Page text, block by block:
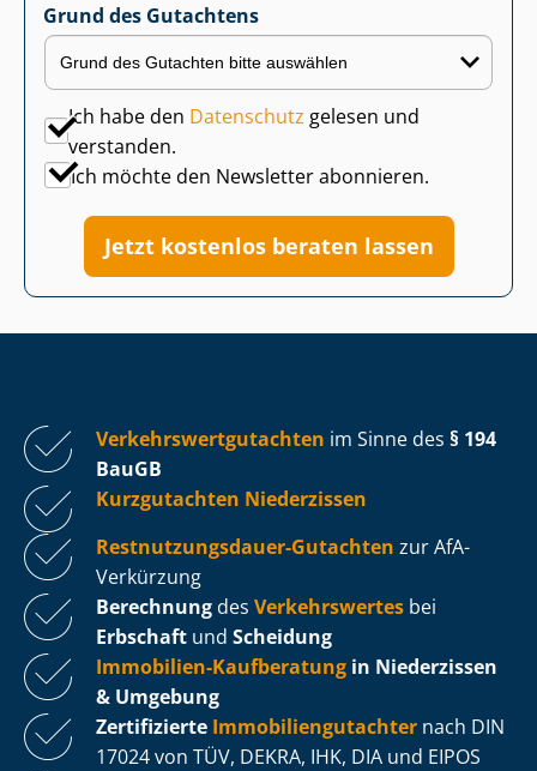
Grund des Gutachtens
Ich habe den Datenschutz gelesen und
verstanden.
Ich möchte den Newsletter abonnieren.
Jetzt kostenlos beraten lassen
Ver­kehrs­wert­gut­ach­ten im Sinne des § 194
BauGB
Kurzgutachten Niederzissen
Rest­nut­zungs­dau­er-Gutachten zur AfA-
Verkürzung
Berechnung des Verkehrswertes bei
Erbschaft und Scheidung
Immobilien-Kaufberatung in Niederzissen
& Umgebung
Zertifizierte Im­mo­bi­li­en­gut­ach­ter nach DIN
17024 von TÜV, DEKRA, IHK, DIA und EIPOS